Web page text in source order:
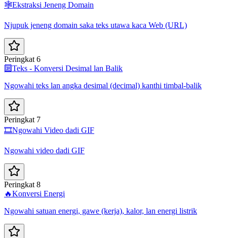
🕸️Ekstraksi Jeneng Domain
Njupuk jeneng domain saka teks utawa kaca Web (URL)
Peringkat 6
🔟Teks - Konversi Desimal lan Balik
Ngowahi teks lan angka desimal (decimal) kanthi timbal-balik
Peringkat 7
🎞️Ngowahi Video dadi GIF
Ngowahi video dadi GIF
Peringkat 8
🔥Konversi Energi
Ngowahi satuan energi, gawe (kerja), kalor, lan energi listrik